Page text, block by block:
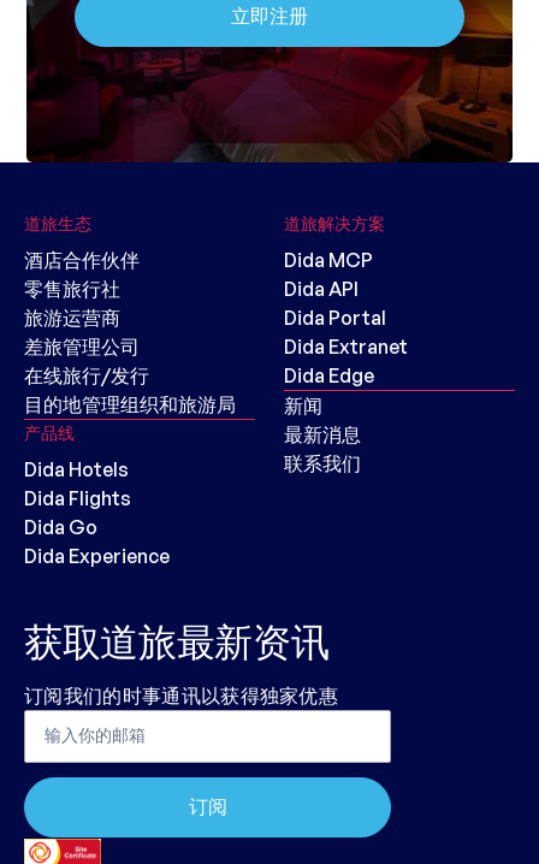
立即注册
道旅生态
酒店合作伙伴
零售旅行社
旅游运营商
差旅管理公司
在线旅行/发行
目的地管理组织和旅游局
产品线
Dida Hotels
Dida Flights
Dida Go
Dida Experience
道旅解决方案
Dida MCP
Dida API
Dida Portal
Dida Extranet
Dida Edge
新闻
最新消息
联系我们
获取道旅最新资讯
订阅我们的时事通讯以获得独家优惠